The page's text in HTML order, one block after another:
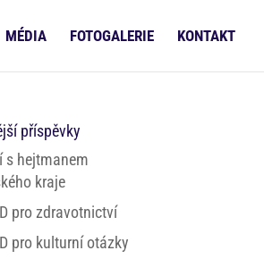
MÉDIA FOTOGALERIE KONTAKT
příspěvky
s hejtmanem
kraje
pro zdravotnictví
pro kulturní otázky